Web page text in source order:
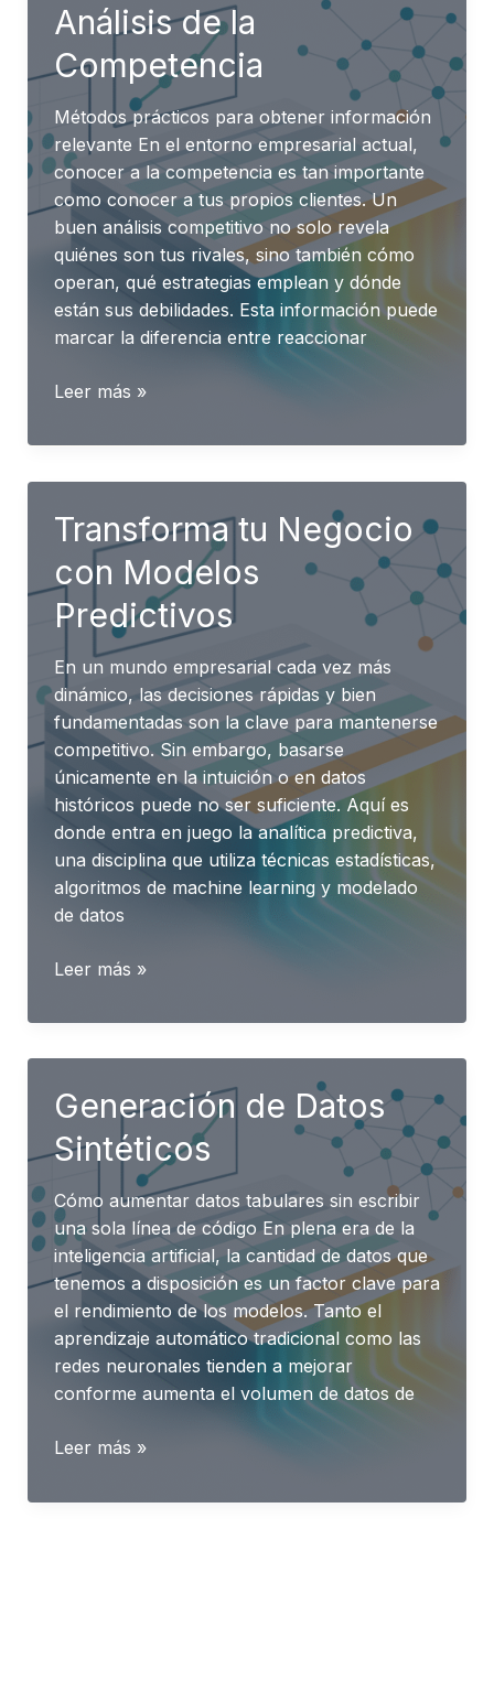
Análisis de la
Competencia
Métodos prácticos para obtener información
relevante En el entorno empresarial actual,
conocer a la competencia es tan importante
como conocer a tus propios clientes. Un
buen análisis competitivo no solo revela
quiénes son tus rivales, sino también cómo
operan, qué estrategias emplean y dónde
están sus debilidades. Esta información puede
marcar la diferencia entre reaccionar
Análisis
la
Leer más »
Transforma tu Negocio
con Modelos
Predictivos
En un mundo empresarial cada vez más
dinámico, las decisiones rápidas y bien
fundamentadas son la clave para mantenerse
competitivo. Sin embargo, basarse
únicamente en la intuición o en datos
históricos puede no ser suficiente. Aquí es
donde entra en juego la analítica predictiva,
una disciplina que utiliza técnicas estadísticas,
algoritmos de machine learning y modelado
de datos
Transforma
Negocio
Predictivos
Leer más »
Generación de Datos
Sintéticos
Cómo aumentar datos tabulares sin escribir
una sola línea de código En plena era de la
inteligencia artificial, la cantidad de datos que
tenemos a disposición es un factor clave para
el rendimiento de los modelos. Tanto el
aprendizaje automático tradicional como las
redes neuronales tienden a mejorar
conforme aumenta el volumen de datos de
Generación
Datos
Leer más »